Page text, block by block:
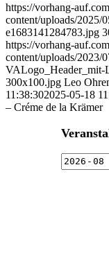
https://vorhang-
content/uploads/2025/
e1683141284783.jpg
https://vorhang-
content/uploads/2023/
VALogo_Header_mit-
300x100.jpg Leo
11:38:302025-05-18
– Créme de la Krämer